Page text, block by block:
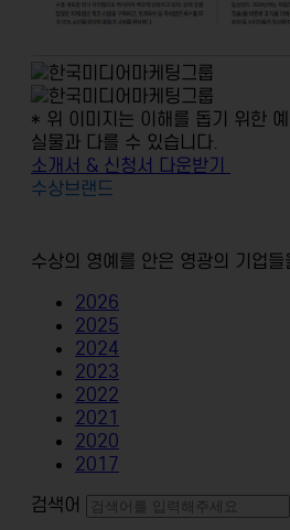
* 위 이미지는 이해를 돕기 위한
실물과 다를 수 있습니다.
소개서 & 신청서 다운받기
수상브랜드
수상의 영예를 안은 영광의 기업
2026
2025
2024
2023
2022
2021
2020
2017
검색어